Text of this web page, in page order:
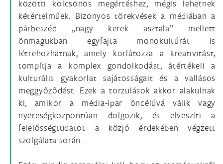
közötti kölcsönös megértéshez, mégis lehetnek
kétértelműek. Bizonyos törekvések a médiában a
párbeszéd „nagy kerek asztala” mellett
önmagukban egyfajta monokultúrát is
létrehozhatnak, amely korlátozza a kreativitást,
tompítja a komplex gondolkodást, átértékeli a
kulturális gyakorlat sajátosságait és a vallásos
meggyőződést. Ezek a torzulások akkor alakulnak
ki, amikor a média-ipar öncélúvá válik vagy
nyereségközpontúan dolgozik, és elveszíti a
felelősségtudatot a közjó érdekében végzett
szolgálata során.